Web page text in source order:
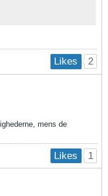
Likes 2
mens de
Likes 1